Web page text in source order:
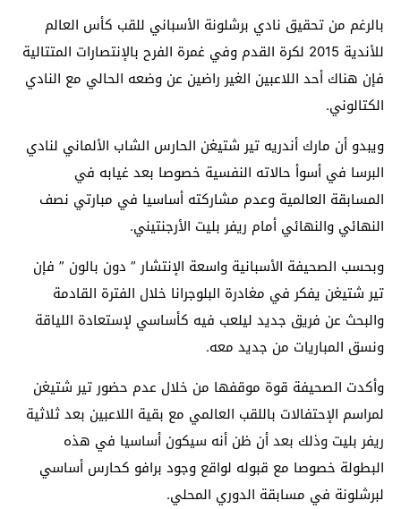
بالرغم من تحقيق نادي برشلونة الأسباني للقب كأس العالم
للأندية 2015 لكرة القدم وفي غمرة الفرح بالإنتصارات المتتالية
فإن هناك أحد اللاعبين الغير راضين عن وضعه الحالي مع النادي
الكتالوني.
ويبدو أن مارك أندريه تير شتيغن الحارس الشاب الألماني لنادي
البرسا في أسوأ حالاته النفسية خصوصا بعد غيابه في
المسابقة العالمية وعدم مشاركته أساسيا في مبارتي نصف
النهائي والنهائي أمام ريفر بليت الأرجنتيني.
وبحسب الصحيفة الأسبانية واسعة الإنتشار ” دون بالون ” فإن
تير شتيغن يفكر في مغادرة البلوجرانا خلال الفترة القادمة
والبحث عن فريق جديد ليلعب فيه كأساسي لإستعادة اللياقة
ونسق المباريات من جديد معه.
وأكدت الصحيفة قوة موقفها من خلال عدم حضور تير شتيغن
لمراسم الإحتفالات باللقب العالمي مع بقية اللاعبين بعد ثلاثية
ريفر بليت وذلك بعد أن ظن أنه سيكون أساسيا في هذه
البطولة خصوصا مع قبوله لواقع وجود برافو كحارس أساسي
لبرشلونة في مسابقة الدوري المحلي.